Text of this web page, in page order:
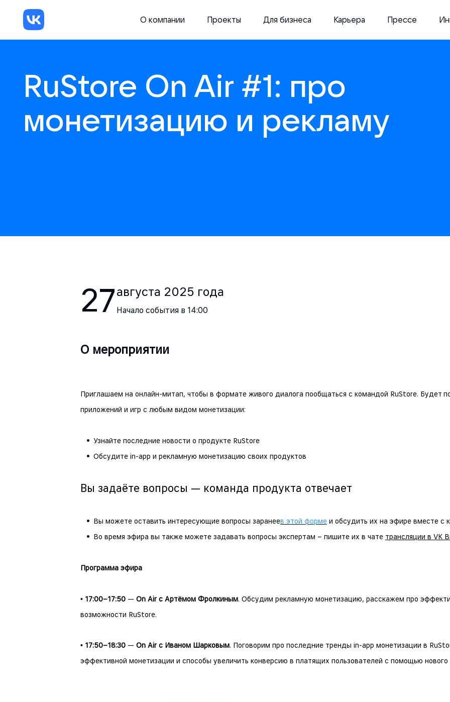
О компании Проекты Для бизнеса Карьера Прессе
RuStore On Air #1: про
монетизацию и рекламу
27августа 2025 года
Начало события в 14:00
О мероприятии
Приглашаем на онлайн-митап, чтобы в формате живого диалога пообщаться с командой RuStore. Будет
приложений и игр с любым видом монетизации:
Узнайте последние новости о продукте RuStore
Обсудите in-app и рекламную монетизацию своих продуктов
Вы задаёте вопросы — команда продукта отвечает
Вы можете оставить интересующие вопросы заранеев этой формеи обсудить их на эфире вместе с
Во время эфира вы также можете задавать вопросы экспертам – пишите их в чате трансляции в VK
Программа эфира
• 17:00–17:50 — On Air с Артёмом Фролкиным. Обсудим рекламную монетизацию, расскажем про
возможности RuStore.
• 17:50–18:30 — On Air с Иваном Шарковым. Поговорим про последние тренды in-app монетизации в
эффективной монетизации и способы увеличить конверсию в платящих пользователей с помощью нового